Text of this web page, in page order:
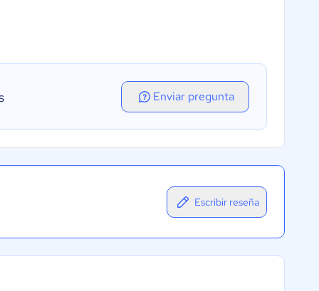
Enviar pregunta
Escribir reseña